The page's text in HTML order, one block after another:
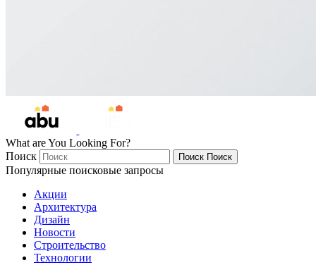
What are You Looking For?
Поиск
Поиск Поиск
Популярные поисковые запросы
Акции
Архитектура
Дизайн
Новости
Строительство
Технологии